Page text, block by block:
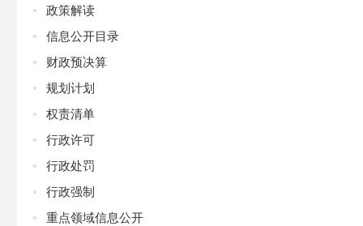
政策解读
信息公开目录
财政预决算
规划计划
权责清单
行政许可
行政处罚
行政强制
重点领域信息公开